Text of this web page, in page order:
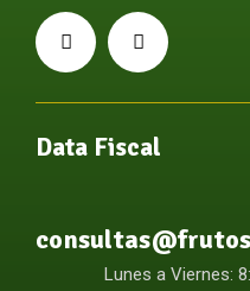
Data Fiscal
Lunes a Viernes: